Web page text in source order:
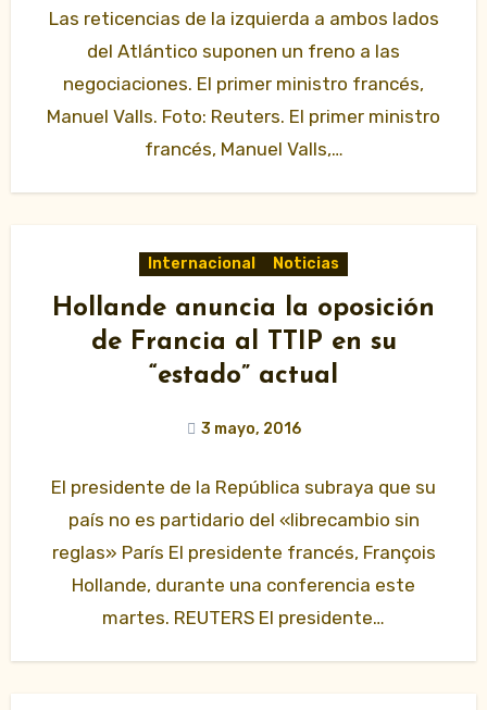
Las reticencias de la izquierda a ambos lados
del Atlántico suponen un freno a las
negociaciones. El primer ministro francés,
Manuel Valls. Foto: Reuters. El primer ministro
francés, Manuel Valls,…
Internacional Noticias
Hollande anuncia la oposición
de Francia al TTIP en su
“estado” actual
3 mayo, 2016
El presidente de la República subraya que su
país no es partidario del «librecambio sin
reglas» París El presidente francés, François
Hollande, durante una conferencia este
martes. REUTERS El presidente…